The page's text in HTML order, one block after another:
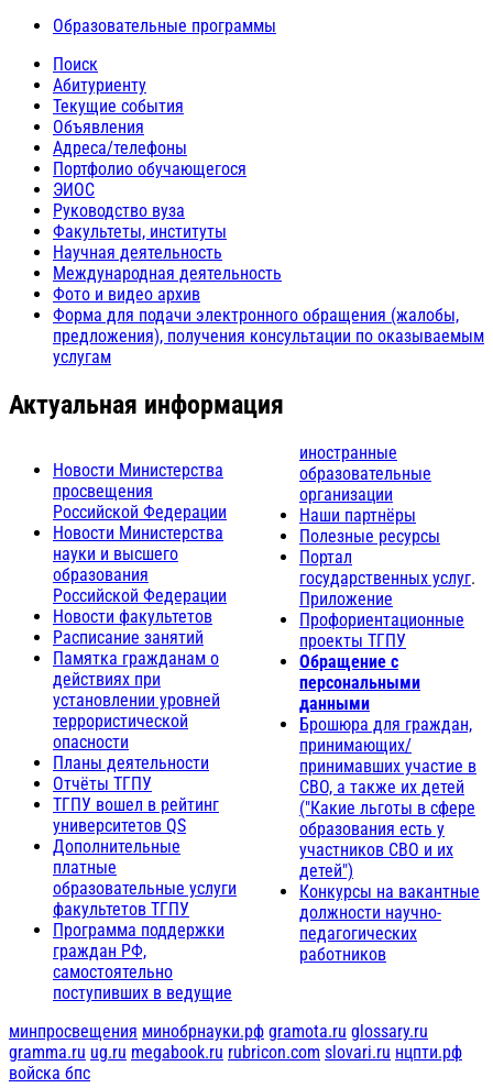
Образовательные программы
Поиск
Абитуриенту
Текущие события
Объявления
Адреса/телефоны
Портфолио обучающегося
ЭИОС
Руководство вуза
Факультеты, институты
Научная деятельность
Международная деятельность
Фото и видео архив
Форма для подачи электронного обращения (жалобы,
предложения), получения консультации по оказываемым
услугам
Актуальная информация
Новости Министерства
просвещения
Российской Федерации
Новости Министерства
науки и высшего
образования
Российской Федерации
Новости факультетов
Расписание занятий
Памятка гражданам о
действиях при
установлении уровней
террористической
опасности
Планы деятельности
Отчёты ТГПУ
ТГПУ вошел в рейтинг
университетов QS
Дополнительные
платные
образовательные услуги
факультетов ТГПУ
Программа поддержки
граждан РФ,
самостоятельно
поступивших в ведущие
иностранные
образовательные
организации
Наши партнёры
Полезные ресурсы
Портал
государственных услуг.
Приложение
Профориентационные
проекты ТГПУ
Обращение с
персональными
данными
Брошюра для граждан,
принимающих/
принимавших участие в
СВО, а также их детей
("Какие льготы в сфере
образования есть у
участников СВО и их
детей")
Конкурсы на вакантные
должности научно-
педагогических
работников
минпросвещения минобрнауки.рф gramota.ru glossary.ru
gramma.ru ug.ru megabook.ru rubricon.com slovari.ru нцпти.рф
войска бпс